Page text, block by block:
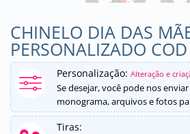
CHINELO DIA DAS
PERSONALIZADO
Personalização: Alteração e
Se desejar, você pode nos
monograma, arquivos e fotos
Tiras: